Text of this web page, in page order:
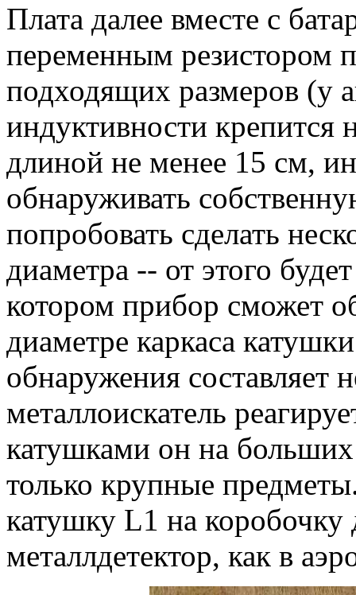
Плата далее вместе с
переменным резистором
подходящих размеров (у
индуктивности крепится
длиной не менее 15 см,
обнаруживать
попробовать сделать
диаметра -- от этого
котором прибор сможет
диаметре каркаса
обнаружения составляет
металлоискатель
катушками он на
только крупные
катушку L1 на коробочку
металлдетектор, как в